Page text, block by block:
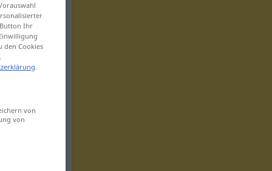
Ihr
den Cookies
.
von
von